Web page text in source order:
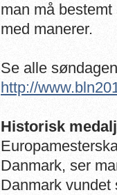
man må
med manerer.
Se alle
http://
Historisk
Danmark, ser
Danmark vundet